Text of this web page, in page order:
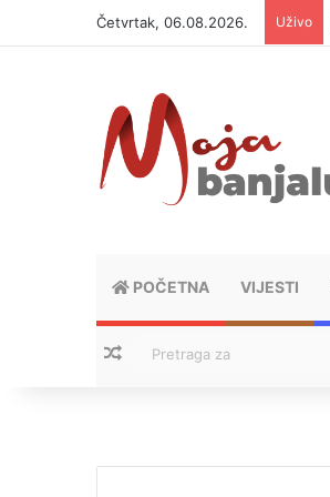
Četvrtak, 06.08.2026. Uživo
POČETNA VIJESTI
Nasumični tekstovi